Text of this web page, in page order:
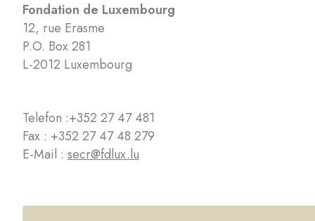
Fondation de Luxembourg
12, rue Erasme
P.O. Box 281
L-2012 Luxembourg
Telefon :+352 27 47 481
Fax : +352 27 47 48 279
E-Mail : secr@fdlux.lu